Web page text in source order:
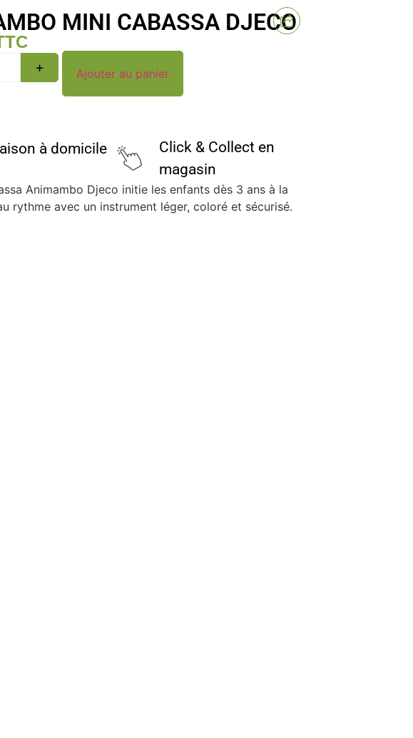
MINI CABASSA DJECO
+ Ajouter au panier
à domicile
Click & Collect en
magasin
Animambo Djeco initie les enfants dès 3 ans à la
rythme avec un instrument léger, coloré et sécurisé.